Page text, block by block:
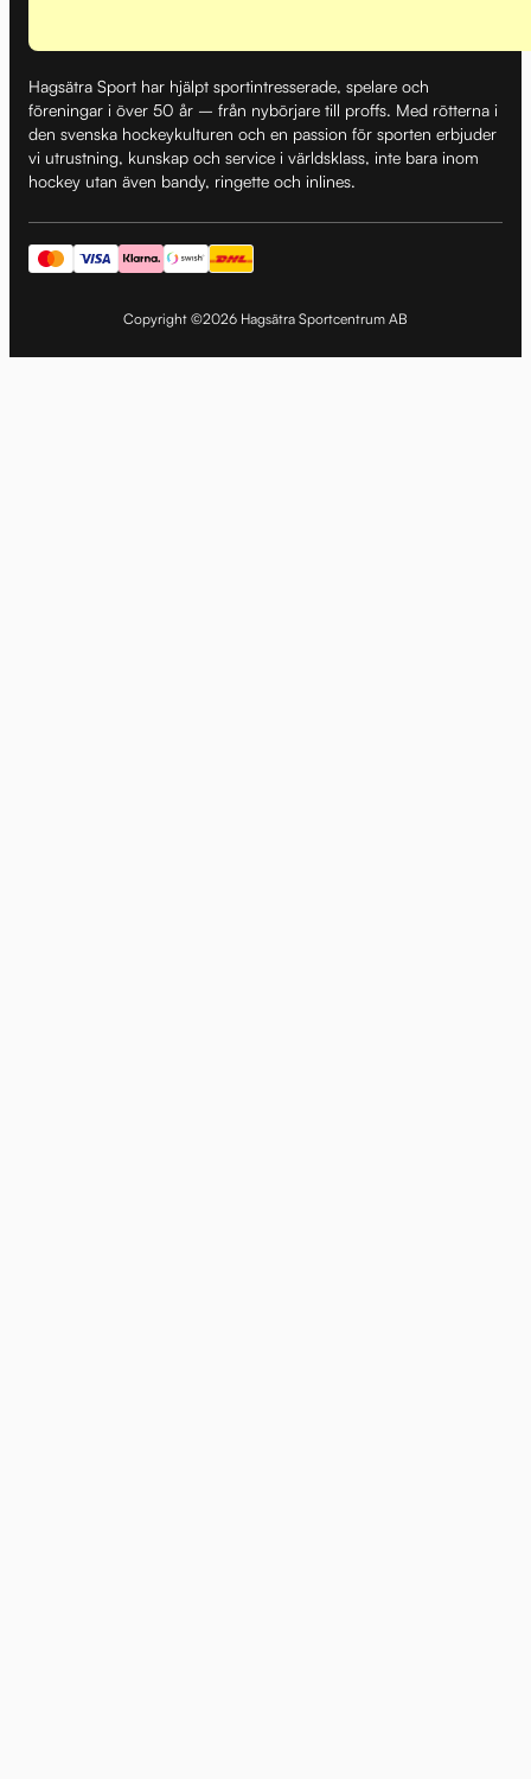
Hagsätra Sport har hjälpt sportintresserade, spelare och
föreningar i över 50 år – från nybörjare till proffs. Med rötterna i
den svenska hockeykulturen och en passion för sporten erbjuder
vi utrustning, kunskap och service i världsklass, inte bara inom
hockey utan även bandy, ringette och inlines.
Copyright ©2026 Hagsätra Sportcentrum AB